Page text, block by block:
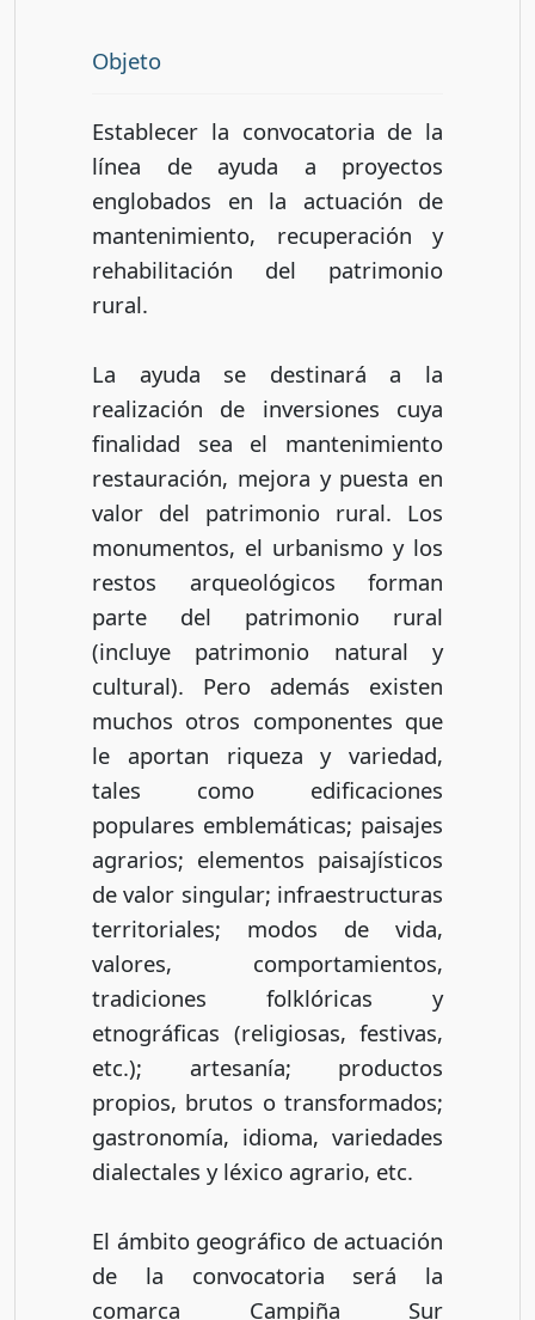
Objeto
Establecer la convocatoria de la
línea de ayuda a proyectos
englobados en la actuación de
mantenimiento, recuperación y
rehabilitación del patrimonio
rural.
La ayuda se destinará a la
realización de inversiones cuya
finalidad sea el mantenimiento
restauración, mejora y puesta en
valor del patrimonio rural. Los
monumentos, el urbanismo y los
restos arqueológicos forman
parte del patrimonio rural
(incluye patrimonio natural y
cultural). Pero además existen
muchos otros componentes que
le aportan riqueza y variedad,
tales como edificaciones
populares emblemáticas; paisajes
agrarios; elementos paisajísticos
de valor singular; infraestructuras
territoriales; modos de vida,
valores, comportamientos,
tradiciones folklóricas y
etnográficas (religiosas, festivas,
etc.); artesanía; productos
propios, brutos o transformados;
gastronomía, idioma, variedades
dialectales y léxico agrario, etc.
El ámbito geográfico de actuación
de la convocatoria será la
comarca Campiña Sur